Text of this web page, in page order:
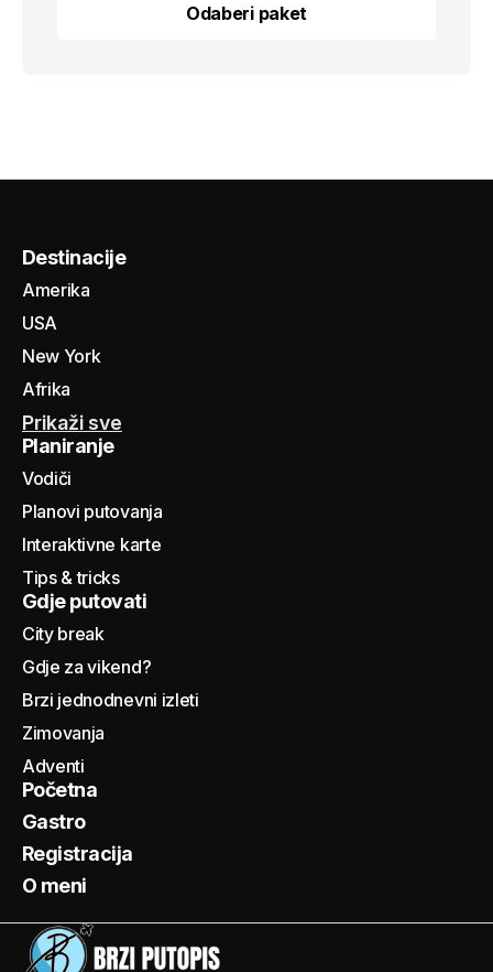
Odaberi paket
Destinacije
Amerika
USA
New York
Afrika
Prikaži sve
Planiranje
Vodiči
Planovi putovanja
Interaktivne karte
Tips & tricks
Gdje putovati
City break
Gdje za vikend?
Brzi jednodnevni izleti
Zimovanja
Adventi
Početna
Gastro
Registracija
O meni